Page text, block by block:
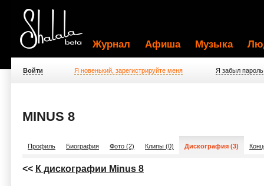
Журнал Афиша Музыка
Войти Я новенький, зарегистрируйте меня Я забыл пароль
MINUS 8
Профиль Биография Фото (2) Клипы (0) Дискография (3)
<< К дискографии Minus 8